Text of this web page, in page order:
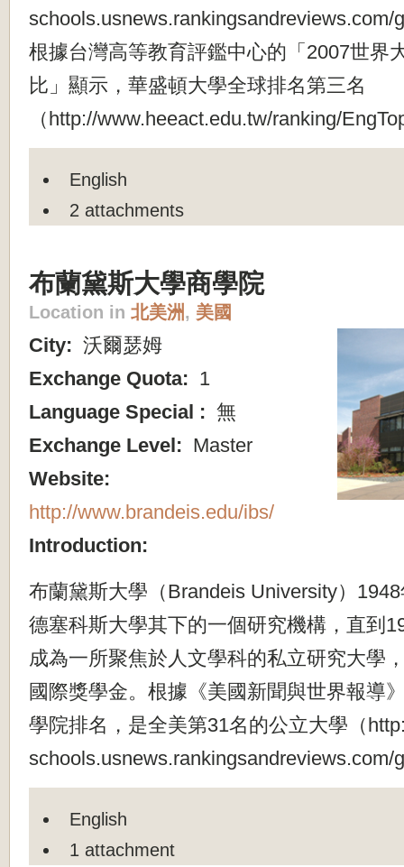
schools.usnews.rankingsandreviews.com/
根據台灣高等教育評鑑中心的「2007世界
比」顯示，華盛頓大學全球排名第三名
（http://www.heeact.edu.tw/ranking/
English
2 attachments
布蘭黛斯大學商學院
Location in 北美洲, 美國
City: 沃爾瑟姆
Exchange Quota: 1
Language Special : 無
Exchange Level: Master
Website:
http://www.brandeis.edu/ibs/
Introduction:
布蘭黛斯大學（Brandeis University）
德塞科斯大學其下的一個研究機構，直到
成為一所聚焦於人文學科的私立研究大學
國際獎學金。根據《美國新聞與世界報導
學院排名，是全美第31名的公立大學（
schools.usnews.rankingsandreviews.com/
English
1 attachment